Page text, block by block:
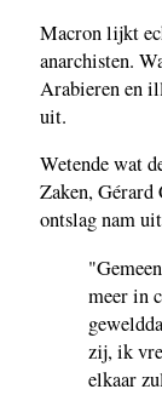
Macron lijkt
anarchisten.
Arabieren en
uit.
Wetende wat
Zaken,
ontslag nam
meer in
zij, ik
elkaar